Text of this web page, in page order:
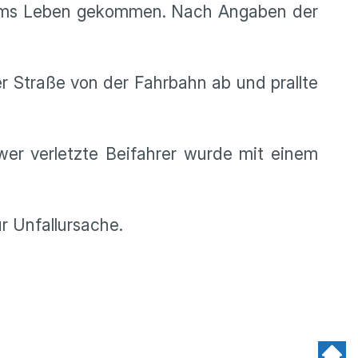
Leben gekommen. Nach Angaben der
Straße von der Fahrbahn ab und prallte
verletzte Beifahrer wurde mit einem
Unfallursache.